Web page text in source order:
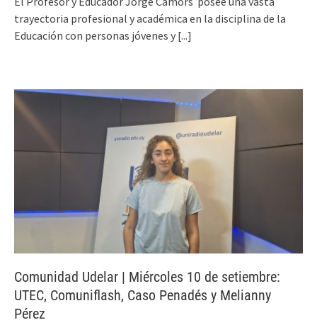
trayectoria profesional y académica en la disciplina de la
Educación con personas jóvenes y [...]
Comunidad Udelar | Miércoles 10 de setiembre:
UTEC, Comuniflash, Caso Penadés y Melianny
Pérez